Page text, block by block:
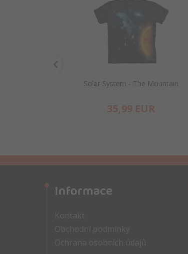
Solar System - The Mountain
35,99 EUR
Informace